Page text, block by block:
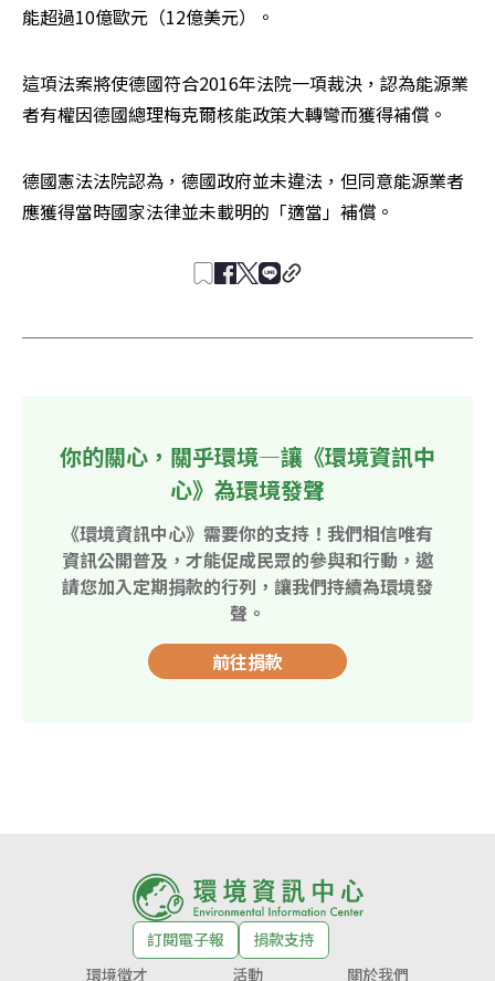
能超過10億歐元（12億美元）。
這項法案將使德國符合2016年法院一項裁決，認為能源業
者有權因德國總理梅克爾核能政策大轉彎而獲得補償。
德國憲法法院認為，德國政府並未違法，但同意能源業者
應獲得當時國家法律並未載明的「適當」補償。
你的關心，關乎環境—讓《環境資訊中
心》為環境發聲
《環境資訊中心》需要你的支持！我們相信唯有
資訊公開普及，才能促成民眾的參與和行動，邀
請您加入定期捐款的行列，讓我們持續為環境發
聲。
前往捐款
訂閱電子報
捐款支持
環境徵才
活動 關於我們